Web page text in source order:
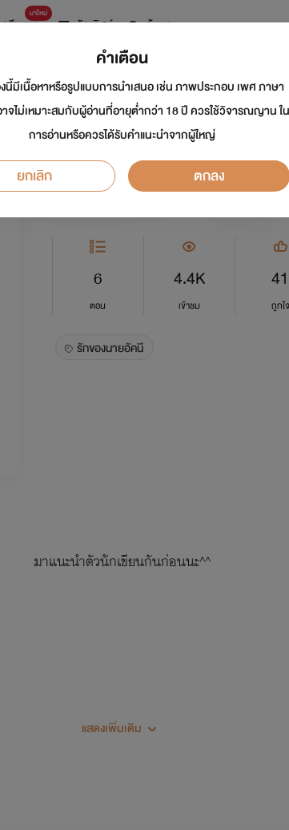
มาใหม่
ดรีมแชท ธัญลิสต์ ค้นหา
รักของนายภูตอัคนี
นักเขียน:Cry the last thing
Y
6
ตอน
4.4K
เข้าชม
41
ถูกใจ
รักของนายอัคนี
มาแนะนำตัวนักเขียนกันก่อนนะ^^
แสดงเพิ่มเติม
คำเตือน
นี้มีเนื้อหาหรือรูปแบบการนำเสนอ เช่น ภาพประกอบ เพศ ภาษา
จไม่เหมาะสมกับผู้อ่านที่อายุต่ำกว่า 18 ปี ควรใช้วิจารณญาน ใน
การอ่านหรือควรได้รับคำแนะนำจากผู้ใหญ่
ยกเลิก ตกลง